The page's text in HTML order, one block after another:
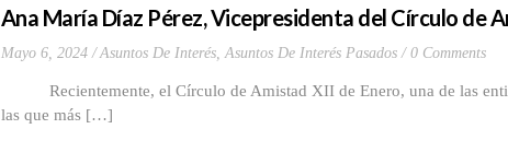
Ana María Díaz Pérez, Vicepresidenta del Círculo de
Mayo 6, 2024 Asuntos De Interés,Asuntos De Interés Pasados 0 Comments
Recientemente, el Círculo de Amistad XII de Enero, una de las
las que más […]